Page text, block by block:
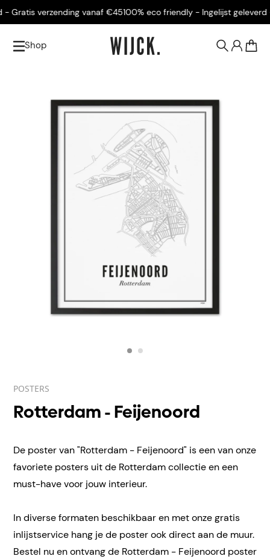
verzending vanaf €45100% eco friendly - Ingelijst geleverd -
Shop
POSTERS
Rotterdam - Feijenoord
De poster van "Rotterdam - Feijenoord" is een van onze
favoriete posters uit de Rotterdam collectie en een
must-have voor jouw interieur.
In diverse formaten beschikbaar en met onze gratis
inlijstservice hang je de poster ook direct aan de muur.
Bestel nu en ontvang de Rotterdam - Feijenoord poster